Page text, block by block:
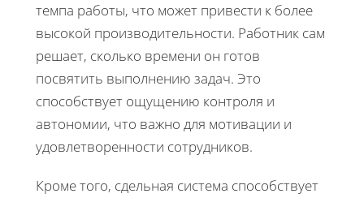
темпа работы, что может привести к более
высокой производительности. Работник сам
решает, сколько времени он готов
посвятить выполнению задач. Это
способствует ощущению контроля и
автономии, что важно для мотивации и
удовлетворенности сотрудников.
Кроме того, сдельная система способствует